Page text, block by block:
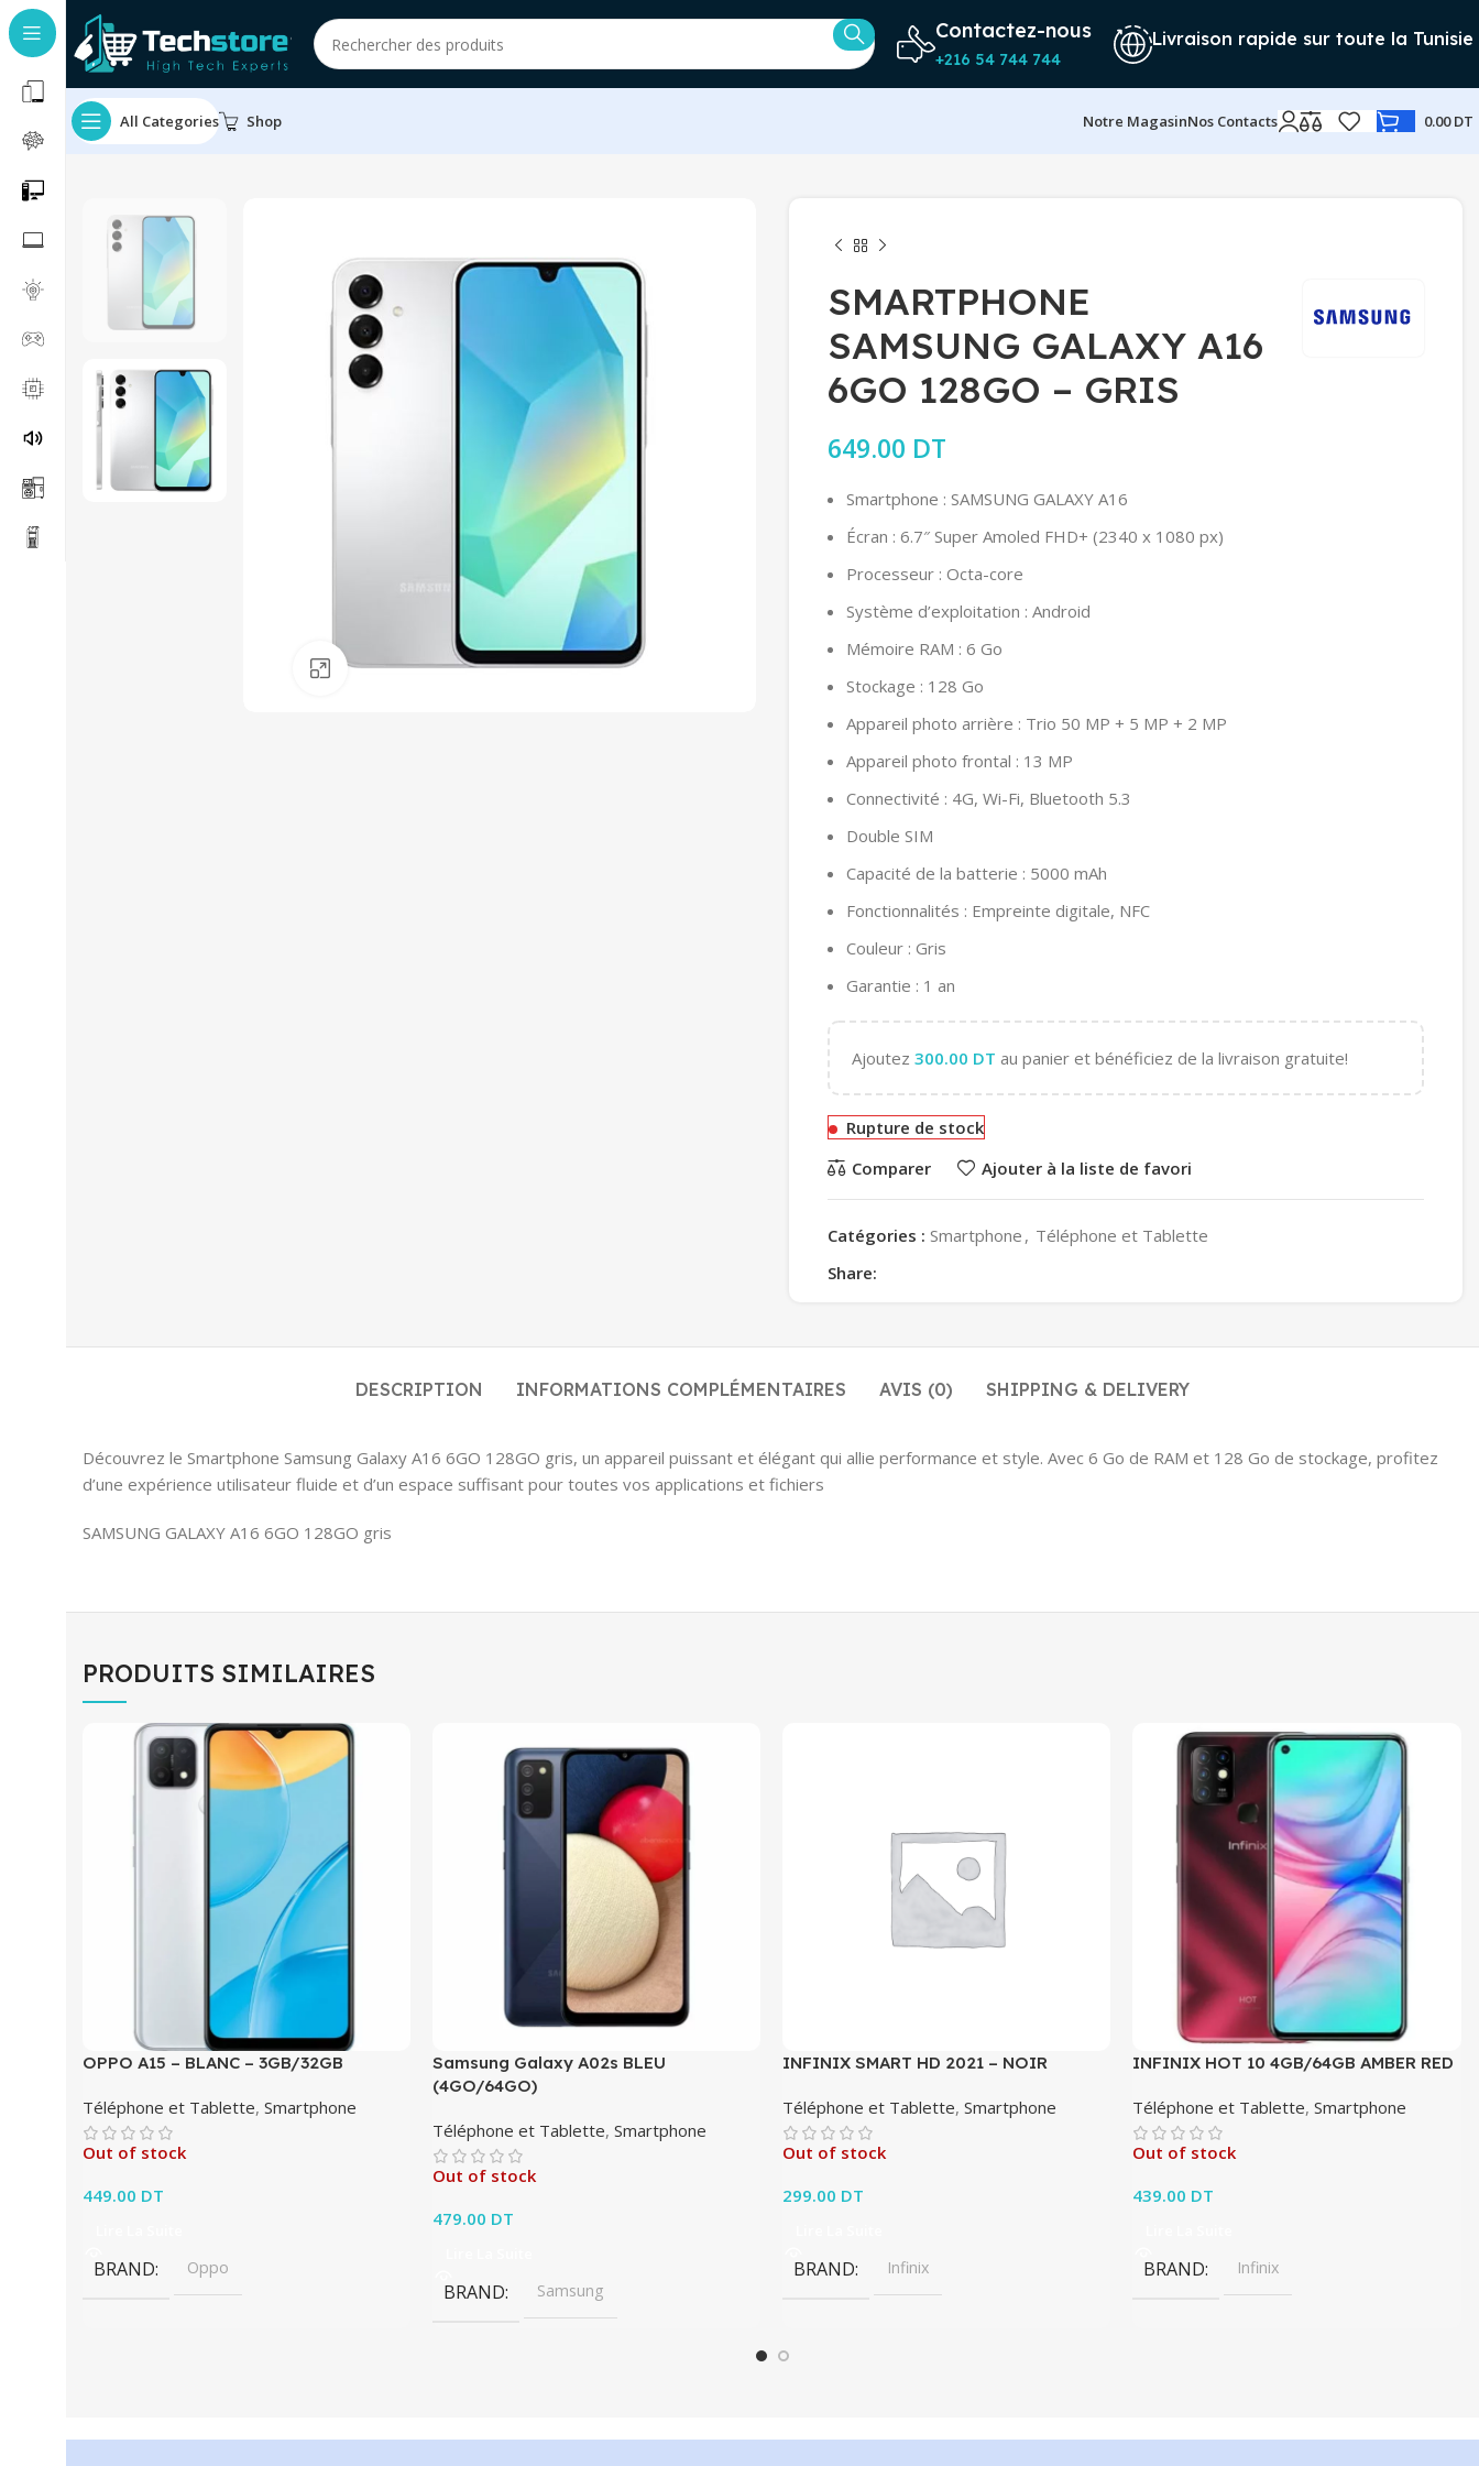
Contactez-nous
+216 54 744 744
Livraison rapide sur toute la Tunisie
All Categories Shop Notre MagasinNos Contacts 0.00DT
Click to enlarge
SMARTPHONE
SAMSUNG GALAXY A16
6GO 128GO – GRIS
649.00 DT
Smartphone : SAMSUNG GALAXY A16
Écran : 6.7″ Super Amoled FHD+ (2340 x 1080 px)
Processeur : Octa-core
Système d’exploitation : Android
Mémoire RAM : 6 Go
Stockage : 128 Go
Appareil photo arrière : Trio 50 MP + 5 MP + 2 MP
Appareil photo frontal : 13 MP
Connectivité : 4G, Wi-Fi, Bluetooth 5.3
Double SIM
Capacité de la batterie : 5000 mAh
Fonctionnalités : Empreinte digitale, NFC
Couleur : Gris
Garantie : 1 an
Ajoutez 300.00 DT au panier et bénéficiez de la livraison gratuite!
Rupture de stock
Comparer
Ajouter à la liste de favori
Catégories : Smartphone , Téléphone et Tablette
Share:
DESCRIPTION INFORMATIONS COMPLÉMENTAIRES AVIS (0) SHIPPING & DELIVERY
Découvrez le Smartphone Samsung Galaxy A16 6GO 128GO gris, un appareil puissant et élégant qui allie performance et style. Avec 6 Go de RAM et 128 Go de stockage, profitez
d’une expérience utilisateur fluide et d’un espace suffisant pour toutes vos applications et fichiers
SAMSUNG GALAXY A16 6GO 128GO gris
PRODUITS SIMILAIRES
OPPO A15 – BLANC – 3GB/32GB
Téléphone et Tablette, Smartphone
Out of stock
449.00 DT
BRAND Oppo
Samsung Galaxy A02s BLEU
(4GO/64GO)
Téléphone et Tablette,Smartphone
Out of stock
479.00 DT
BRAND Samsung
INFINIX SMART HD 2021 – NOIR
Téléphone et Tablette,Smartphone
Out of stock
299.00 DT
BRAND Infinix
INFINIX HOT 10 4GB/64GB AMBER RED
Téléphone et Tablette,Smartphone
Out of stock
439.00 DT
BRAND Infinix